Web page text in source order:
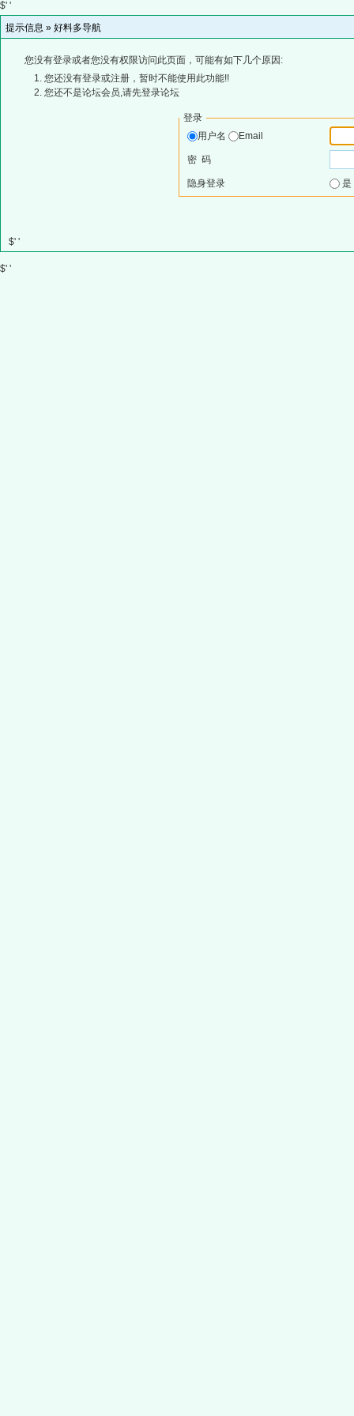
$' '
提示信息 » 好料多导航
您没有登录或者您没有权限访问此页面，可能有如下几个原因:
您还没有登录或注册，暂时不能使用此功能!!
您还不是论坛会员,请先登录论坛
登录
用户名
Email
密 码
隐身登录
$' '
$' '